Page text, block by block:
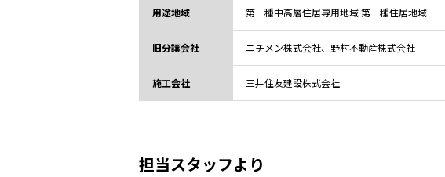
用途地域 第一種中高層住居専用地域 第一種住居地域
旧分譲会社 ニチメン株式会社、野村不動産株式会社
施工会社 三井住友建設株式会社
担当スタッフより